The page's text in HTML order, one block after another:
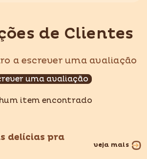
de Clientes
a escrever uma avaliação
uma avaliação
item encontrado
delícias pra
veja mais